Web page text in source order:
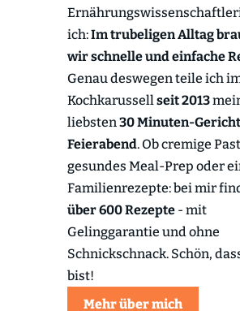
ich:Im trubeligen Alltag
wir schnelle und einfache
Genau deswegen teile ich
Kochkarussellseit 2013
liebsten30 Minuten-
Feierabend. Ob cremige
gesundes Meal-Prep oder
Familienrezepte: bei mir
über 600 Rezepte- mit
Gelinggarantie und ohne
Schnickschnack. Schön,
bist!
Mehr über mich